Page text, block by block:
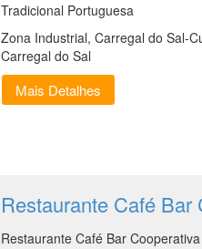
Tradicional Portuguesa
Zona Industrial, Carregal do Sal-
Carregal do Sal
Mais Detalhes
Restaurante Café Bar
Restaurante Café Bar Cooperativa